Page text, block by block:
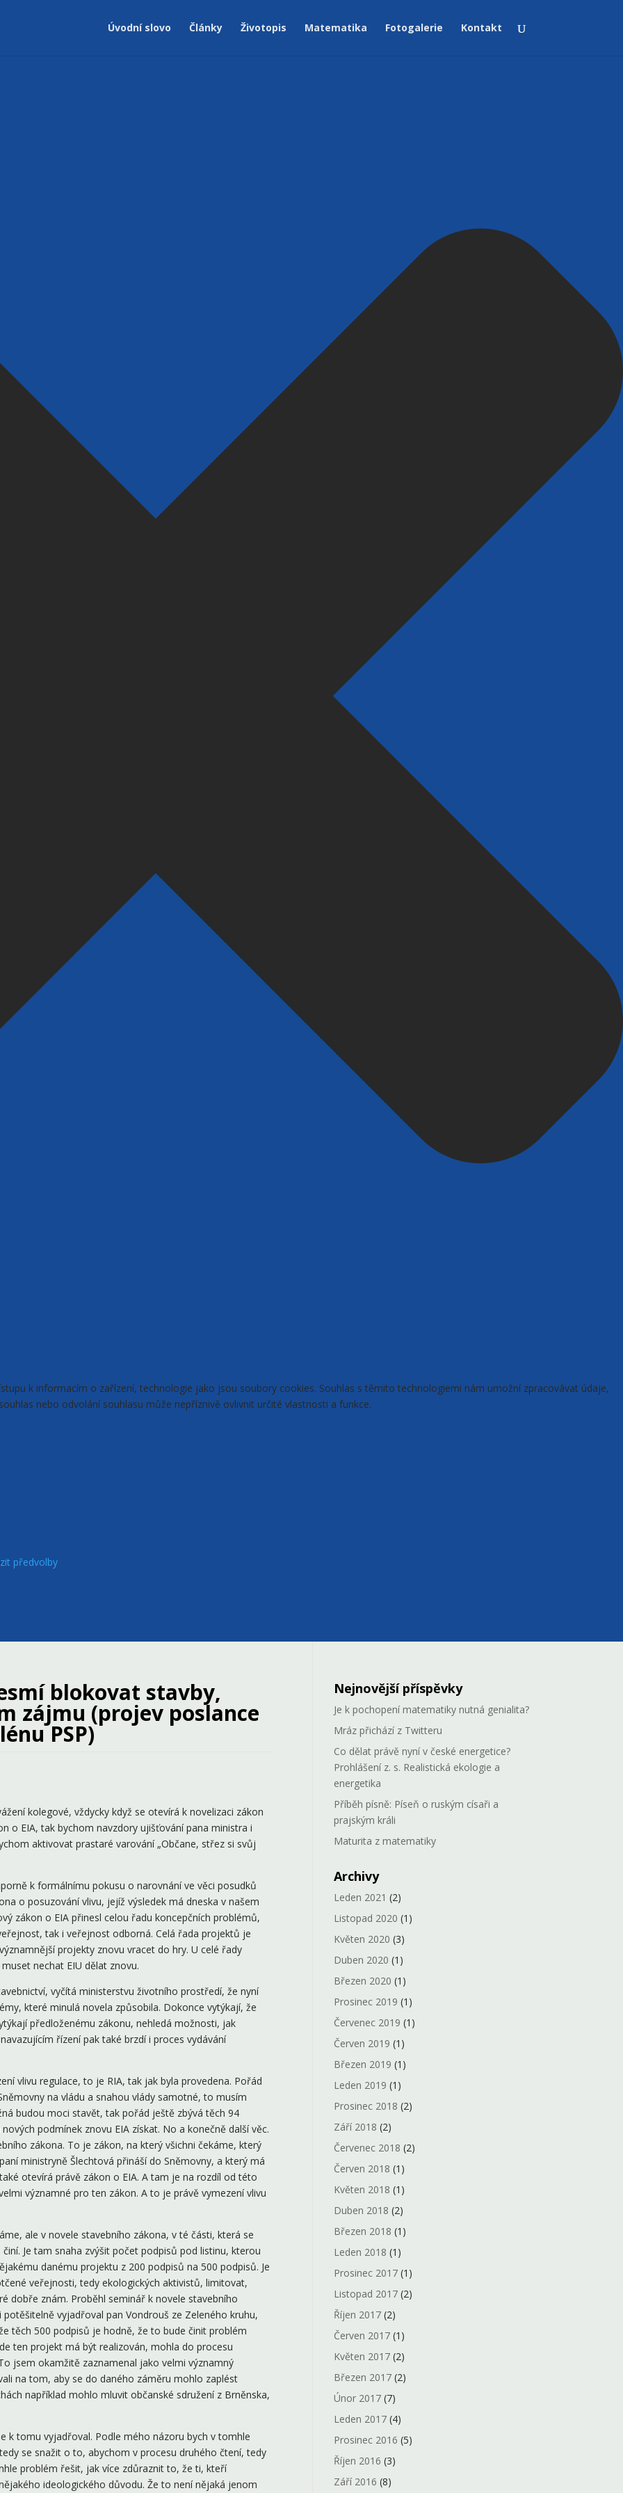
k informacím o zařízení, technologie jako jsou soubory cookies. Souhlas s těmito technologiemi nám umožní zpracovávat údaje,
nebo odvolání souhlasu může nepříznivě ovlivnit určité vlastnosti a funkce.
předvolby
Úvodní slovo Články Životopis Matematika Fotogalerie Kontakt
blokovat stavby,
zájmu (projev poslance
PSP)
kolegové, vždycky když se otevírá k novelizaci zákon
o EIA, tak bychom navzdory ujišťování pana ministra i
aktivovat prastaré varování „Občane, střez si svůj
k formálnímu pokusu o narovnání ve věci posudků
o posuzování vlivu, jejíž výsledek má dneska v našem
zákon o EIA přinesl celou řadu koncepčních problémů,
tak i veřejnost odborná. Celá řada projektů je
projekty znovu vracet do hry. U celé řady
nechat EIU dělat znovu.
vyčítá ministerstvu životního prostředí, že nyní
které minulá novela způsobila. Dokonce vytýkají, že
předloženému zákonu, nehledá možnosti, jak
řízení pak také brzdí i proces vydávání
vlivu regulace, to je RIA, tak jak byla provedena. Pořád
na vládu a snahou vlády samotné, to musím
budou moci stavět, tak pořád ještě zbývá těch 94
podmínek znovu EIA získat. No a konečně další věc.
zákona. To je zákon, na který všichni čekáme, který
ministryně Šlechtová přináší do Sněmovny, a který má
otevírá právě zákon o EIA. A tam je na rozdíl od této
významné pro ten zákon. A to je právě vymezení vlivu
ale v novele stavebního zákona, v té části, která se
Je tam snaha zvýšit počet podpisů pod listinu, kterou
danému projektu z 200 podpisů na 500 podpisů. Je
veřejnosti, tedy ekologických aktivistů, limitovat,
dobře znám. Proběhl seminář k novele stavebního
vyjadřoval pan Vondrouš ze Zeleného kruhu,
těch 500 podpisů je hodně, že to bude činit problém
ten projekt má být realizován, mohla do procesu
jsem okamžitě zaznamenal jako velmi významný
na tom, aby se do daného záměru mohlo zaplést
například mohlo mluvit občanské sdružení z Brněnska,
k tomu vyjadřoval. Podle mého názoru bych v tomhle
se snažit o to, abychom v procesu druhého čtení, tedy
problém řešit, jak více zdůraznit to, že ti, kteří
ideologického důvodu. Že to není nějaká jenom
Nejnovější příspěvky
Je k pochopení matematiky nutná genialita?
Mráz přichází z Twitteru
Co dělat právě nyní v české energetice?
Prohlášení z. s. Realistická ekologie a
energetika
Příběh písně: Píseň o ruským císaři a
prajským králi
Maturita z matematiky
Archivy
Leden 2021 (2)
Listopad 2020 (1)
Květen 2020 (3)
Duben 2020 (1)
Březen 2020 (1)
Prosinec 2019 (1)
Červenec 2019 (1)
Červen 2019 (1)
Březen 2019 (1)
Leden 2019 (1)
Prosinec 2018 (2)
Září 2018 (2)
Červenec 2018 (2)
Červen 2018 (1)
Květen 2018 (1)
Duben 2018 (2)
Březen 2018 (1)
Leden 2018 (1)
Prosinec 2017(1)
Listopad 2017(2)
Říjen 2017(2)
Červen 2017(1)
Květen 2017(2)
Březen 2017(2)
Únor 2017(7)
Leden 2017(4)
Prosinec 2016 (5)
Říjen 2016 (3)
Září 2016 (8)